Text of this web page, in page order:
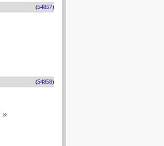
(54857)
(54858)
»